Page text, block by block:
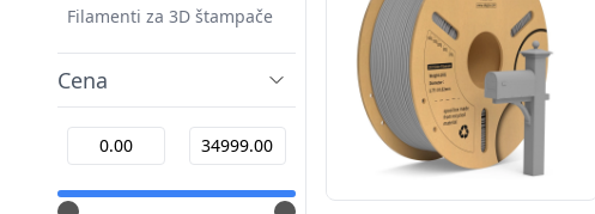
Filamenti za 3D štampače
Cena